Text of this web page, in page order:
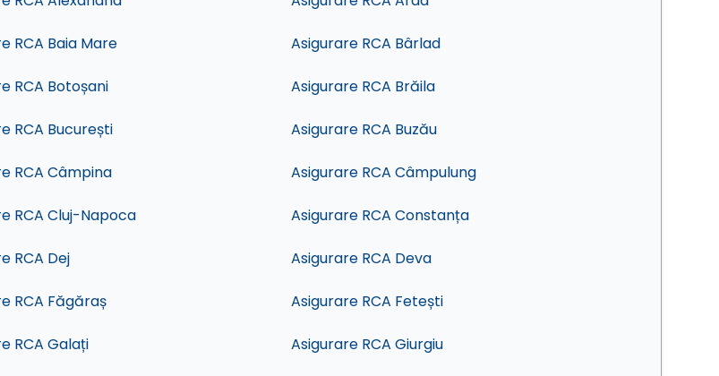
RCA Baia Mare Asigurare RCA Bârlad
RCA Botoșani Asigurare RCA Brăila
RCA București Asigurare RCA Buzău
RCA Câmpina Asigurare RCA Câmpulung
RCA Cluj-Napoca Asigurare RCA Constanța
RCA Dej Asigurare RCA Deva
RCA Făgăraș Asigurare RCA Fetești
RCA Galați Asigurare RCA Giurgiu